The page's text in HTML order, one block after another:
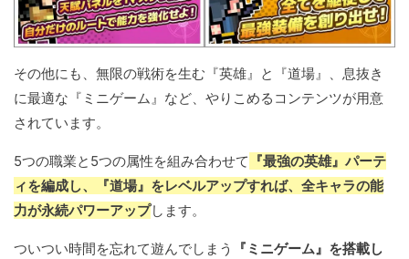
その他にも、無限の戦術を生む『英雄』と『道場』、息抜き
に最適な『ミニゲーム』など、やりこめるコンテンツが用意
されています。
5つの職業と5つの属性を組み合わせて 『最強の英雄』パーテ
ィを編成し、『道場』をレベルアップすれば、全キャラの能
力が永続パワーアップします。
ついつい時間を忘れて遊んでしまう
『ミニゲーム』を搭載し